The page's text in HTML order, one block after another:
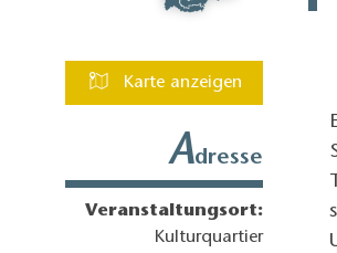
Karte anzeigen
Adresse
Veranstaltungsort:
Kulturquartier